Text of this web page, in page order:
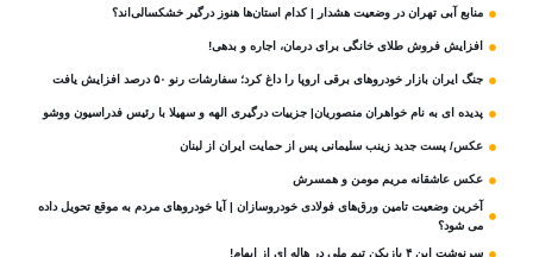
منابع آبی تهران در وضعیت هشدار | کدام استان‌ها هنوز درگیر خشکسالی‌اند؟
افزایش فروش طلای خانگی برای درمان، اجاره و بدهی!
جنگ ایران بازار خودروهای برقی اروپا را داغ کرد؛ سفارشات رنو ۵۰ درصد افزایش یافت
پدیده ای به نام خواهران منصوریان| جزییات درگیری الهه و سهیلا با رئیس فدراسیون ووشو
عکس/ پست جدید زینب سلیمانی پس از حمایت ایران از لبنان
عکس عاشقانه مریم مومن و همسرش
آخرین وضعیت تامین ورق‌های فولادی خودروسازان | آیا خودروهای مردم به موقع تحویل داده
می شود؟
سرنوشت این ۴ بازیکن تیم ملی در هاله ای از ابهام!